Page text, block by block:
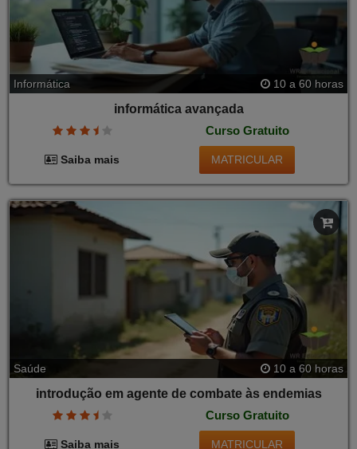
Informática 10 a 60 horas
informática avançada
Curso Gratuito
Saiba mais MATRICULAR
Saúde 10 a 60 horas
introdução em agente de combate às endemias
Curso Gratuito
Saiba mais MATRICULAR